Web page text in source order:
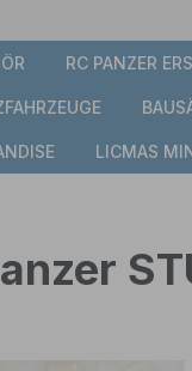
RC PANZER
LICMAS